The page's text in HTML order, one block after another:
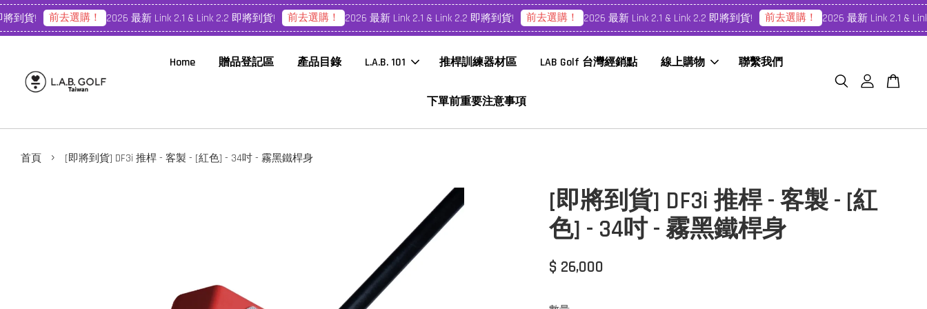
貨! 前去選購！ 2026 最新 Link 2.1 & Link 2.2 即將到貨! 前去選購！ 2026 最新 Link 2.1 & Link 2.2 即將到貨! 前去選購！ 2026 最新 Link 2.1 & Link 2.2 即將到貨! 前去選購！ 2026 最新 Link 2.1 & Link
Home 贈品登記區 產品目錄 L.A.B. 101 推桿訓練器材區 LAB Golf 台灣經銷點 線上購物 聯繫我們
下單前重要注意事項
首頁 › [即將到貨] DF3i 推桿 - 客製 - [紅色] - 34吋 - 霧黑鐵桿身
[即將到貨] DF3i 推桿 - 客製 - [紅
色] - 34吋 - 霧黑鐵桿身
$ 26,000